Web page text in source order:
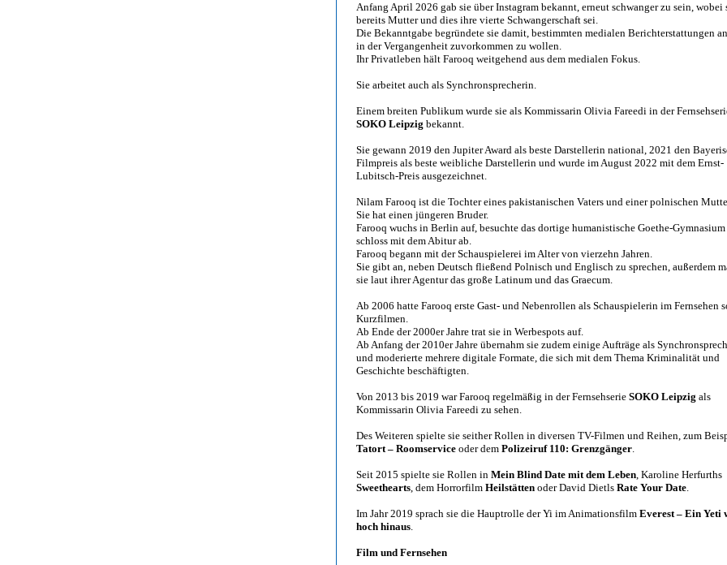
Anfang April 2026 gab sie über Instagram bekannt, erneut schwanger zu sein, wobei
bereits Mutter und dies ihre vierte Schwangerschaft sei.
Die Bekanntgabe begründete sie damit, bestimmten medialen Berichterstattungen
in der Vergangenheit zuvorkommen zu wollen.
Ihr Privatleben hält Farooq weitgehend aus dem medialen Fokus.
Sie arbeitet auch als Synchronsprecherin.
Einem breiten Publikum wurde sie als Kommissarin Olivia Fareedi in der
SOKO Leipzig bekannt.
Sie gewann 2019 den Jupiter Award als beste Darstellerin national, 2021 den
Filmpreis als beste weibliche Darstellerin und wurde im August 2022 mit dem Ernst-
Lubitsch-Preis ausgezeichnet.
Nilam Farooq ist die Tochter eines pakistanischen Vaters und einer polnischen
Sie hat einen jüngeren Bruder.
Farooq wuchs in Berlin auf, besuchte das dortige humanistische Goethe-
schloss mit dem Abitur ab.
Farooq begann mit der Schauspielerei im Alter von vierzehn Jahren.
Sie gibt an, neben Deutsch fließend Polnisch und Englisch zu sprechen, außerdem
sie laut ihrer Agentur das große Latinum und das Graecum.
Ab 2006 hatte Farooq erste Gast- und Nebenrollen als Schauspielerin im Fernsehen
Kurzfilmen.
Ab Ende der 2000er Jahre trat sie in Werbespots auf.
Ab Anfang der 2010er Jahre übernahm sie zudem einige Aufträge als
und moderierte mehrere digitale Formate, die sich mit dem Thema Kriminalität und
Geschichte beschäftigten.
Von 2013 bis 2019 war Farooq regelmäßig in der Fernsehserie SOKO Leipzig als
Kommissarin Olivia Fareedi zu sehen.
Des Weiteren spielte sie seither Rollen in diversen TV-Filmen und Reihen, zum
Tatort – Roomservice oder dem Polizeiruf 110: Grenzgänger.
Seit 2015 spielte sie Rollen in Mein Blind Date mit dem Leben, Karoline Herfurths
Sweethearts, dem Horrorfilm Heilstätten oder David Dietls Rate Your Date.
Im Jahr 2019 sprach sie die Hauptrolle der Yi im Animationsfilm Everest – Ein Yeti
hoch hinaus.
Film und Fernsehen